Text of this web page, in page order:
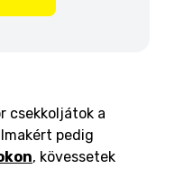
csekkoljátok a
pedig
, kövessetek